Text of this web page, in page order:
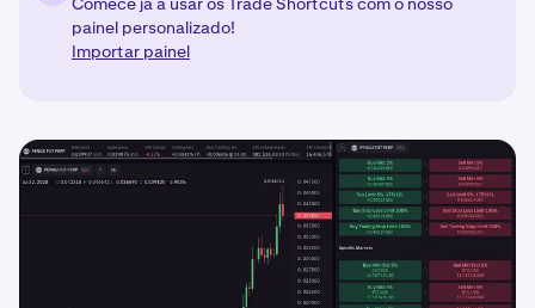
painel personalizado!
Importar painel